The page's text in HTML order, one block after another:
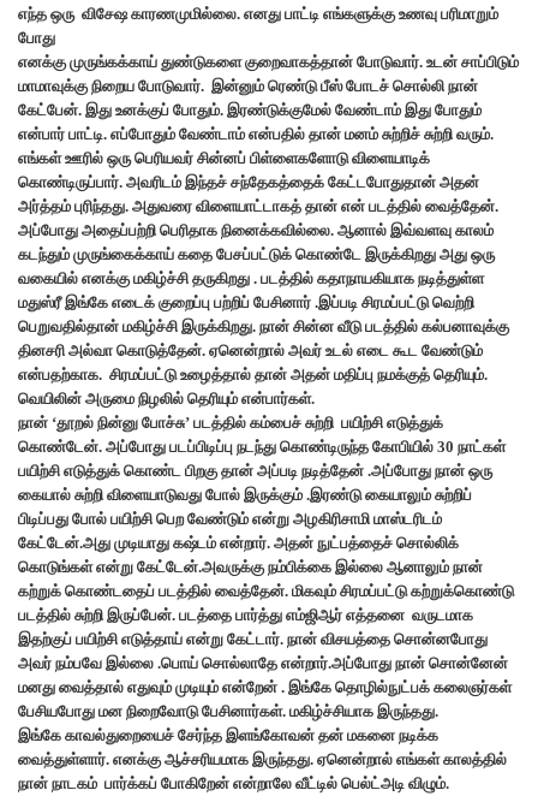
எந்த ஒரு விசேஷ காரணமுமில்லை. எனது பாட்டி எங்களுக்கு உணவு பரிமாறும்
போது
எனக்கு முருங்கக்காய் துண்டுகளை குறைவாகத்தான் போடுவார். உடன் சாப்பிடும்
மாமாவுக்கு நிறைய போடுவார். இன்னும் ரெண்டு பீஸ் போடச் சொல்லி நான்
கேட்பேன். இது உனக்குப் போதும். இரண்டுக்குமேல் வேண்டாம் இது போதும்
என்பார் பாட்டி. எப்போதும் வேண்டாம் என்பதில் தான் மனம் சுற்றிச் சுற்றி வரும்.
எங்கள் ஊரில் ஒரு பெரியவர் சின்னப் பிள்ளைகளோடு விளையாடிக்
கொண்டிருப்பார். அவரிடம் இந்தச் சந்தேகத்தைக் கேட்டபோதுதான் அதன்
அர்த்தம் புரிந்தது. அதுவரை விளையாட்டாகத் தான் என் படத்தில் வைத்தேன்.
அப்போது அதைப்பற்றி பெரிதாக நினைக்கவில்லை. ஆனால் இவ்வளவு காலம்
கடந்தும் முருங்கைக்காய் கதை பேசப்பட்டுக் கொண்டே இருக்கிறது அது ஒரு
வகையில் எனக்கு மகிழ்ச்சி தருகிறது . படத்தில் கதாநாயகியாக நடித்துள்ள
மதுஸ்ரீ இங்கே எடைக் குறைப்பு பற்றிப் பேசினார் .இப்படி சிரமப்பட்டு வெற்றி
பெறுவதில்தான் மகிழ்ச்சி இருக்கிறது. நான் சின்ன வீடு படத்தில் கல்பனாவுக்கு
தினசரி அல்வா கொடுத்தேன். ஏனென்றால் அவர் உடல் எடை கூட வேண்டும்
என்பதற்காக. சிரமப்பட்டு உழைத்தால் தான் அதன் மதிப்பு நமக்குத் தெரியும்.
வெயிலின் அருமை நிழலில் தெரியும் என்பார்கள்.
நான் ‘தூறல் நின்னு போச்சு’ படத்தில் கம்பைச் சுற்றி பயிற்சி எடுத்துக்
கொண்டேன். அப்போது படப்பிடிப்பு நடந்து கொண்டிருந்த கோபியில் 30 நாட்கள்
பயிற்சி எடுத்துக் கொண்ட பிறகு தான் அப்படி நடித்தேன் .அப்போது நான் ஒரு
கையால் சுற்றி விளையாடுவது போல் இருக்கும் .இரண்டு கையாலும் சுற்றிப்
பிடிப்பது போல் பயிற்சி பெற வேண்டும் என்று அழகிரிசாமி மாஸ்டரிடம்
கேட்டேன்.அது முடியாது கஷ்டம் என்றார். அதன் நுட்பத்தைச் சொல்லிக்
கொடுங்கள் என்று கேட்டேன்.அவருக்கு நம்பிக்கை இல்லை ஆனாலும் நான்
கற்றுக் கொண்டதைப் படத்தில் வைத்தேன். மிகவும் சிரமப்பட்டு கற்றுக்கொண்டு
படத்தில் சுற்றி இருப்பேன். படத்தை பார்த்து எம்ஜிஆர் எத்தனை வருடமாக
இதற்குப் பயிற்சி எடுத்தாய் என்று கேட்டார். நான் விசயத்தை சொன்னபோது
அவர் நம்பவே இல்லை .பொய் சொல்லாதே என்றார்.அப்போது நான் சொன்னேன்
மனது வைத்தால் எதுவும் முடியும் என்றேன் . இங்கே தொழில்நுட்பக் கலைஞர்கள்
பேசியபோது மன நிறைவோடு பேசினார்கள். மகிழ்ச்சியாக இருந்தது.
இங்கே காவல்துறையைச் சேர்ந்த இளங்கோவன் தன் மகனை நடிக்க
வைத்துள்ளார். எனக்கு ஆச்சரியமாக இருந்தது. ஏனென்றால் எங்கள் காலத்தில்
நான் நாடகம் பார்க்கப் போகிறேன் என்றாலே வீட்டில் பெல்ட்அடி விழும்.